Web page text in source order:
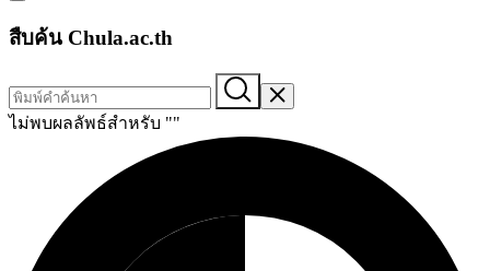
สืบค้น Chula.ac.th
ไม่พบผลลัพธ์สำหรับ ""